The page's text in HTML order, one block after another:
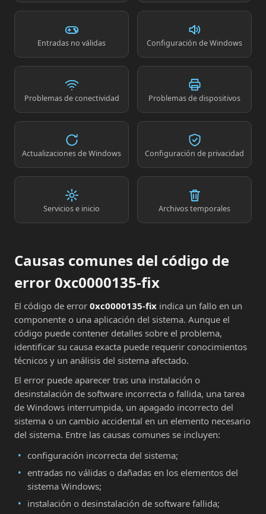
Entradas no válidas Configuración de Windows
Problemas de conectividad Problemas de dispositivos
Actualizaciones de Windows Configuración de privacidad
Servicios e inicio Archivos temporales
Causas comunes del código de
error 0xc0000135-fix
El código de error 0xc0000135-fix indica un fallo en un
componente o una aplicación del sistema. Aunque el
código puede contener detalles sobre el problema,
identificar su causa exacta puede requerir conocimientos
técnicos y un análisis del sistema afectado.
El error puede aparecer tras una instalación o
desinstalación de software incorrecta o fallida, una tarea
de Windows interrumpida, un apagado incorrecto del
sistema o un cambio accidental en un elemento necesario
del sistema. Entre las causas comunes se incluyen:
configuración incorrecta del sistema;
entradas no válidas o dañadas en los elementos del
sistema Windows;
instalación o desinstalación de software fallida;